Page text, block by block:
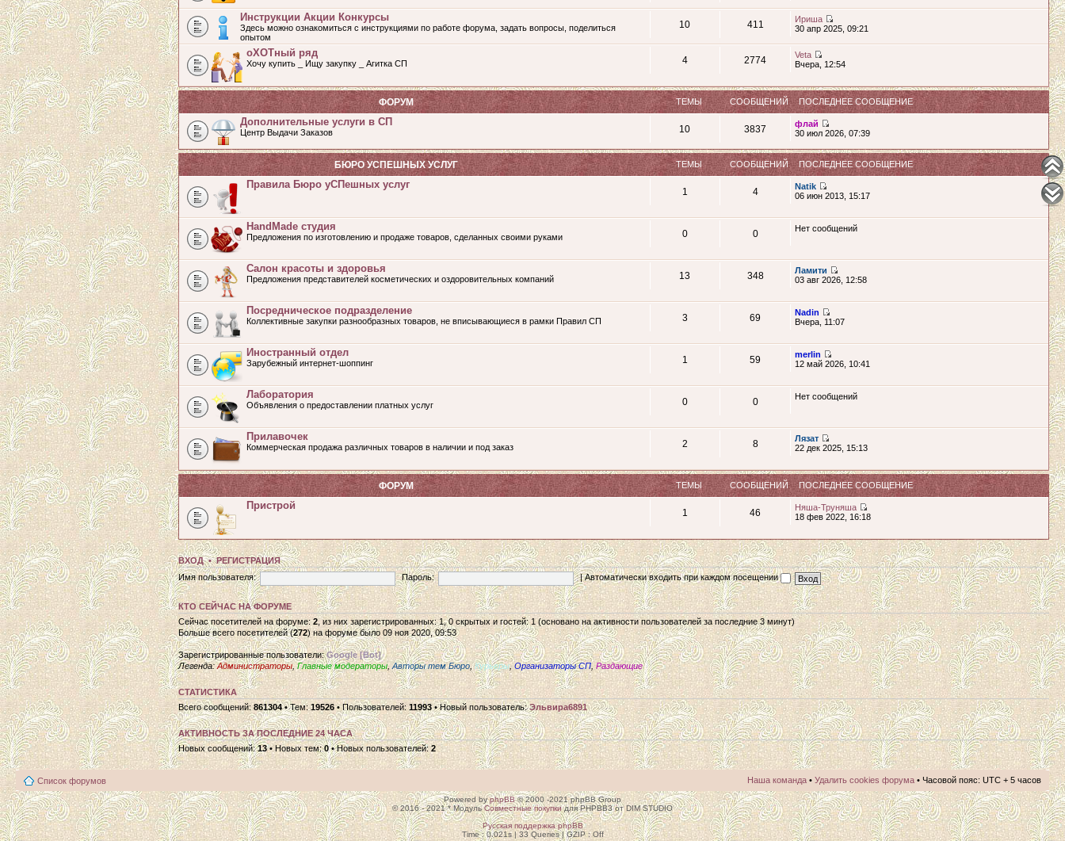
Инструкции Акции Конкурсы
Здесь можно ознакомиться с инструкциями по работе форума, задать вопросы, поделиться
опытом
10 411
Ириша
30 апр 2025, 09:21
оХОТный ряд
Хочу купить _ Ищу закупку _ Агитка СП 4 2774
Veta
Вчера, 12:54
ФОРУМ ТЕМЫ СООБЩЕНИЙ ПОСЛЕДНЕЕ СООБЩЕНИЕ
Дополнительные услуги в СП
Центр Выдачи Заказов 10 3837
флай
30 июл 2026, 07:39
БЮРО УСПЕШНЫХ УСЛУГ ТЕМЫ СООБЩЕНИЙ ПОСЛЕДНЕЕ СООБЩЕНИЕ
Правила Бюро уСПешных услуг
1 4
Natik
06 июн 2013, 15:17
HandMade студия
Предложения по изготовлению и продаже товаров, сделанных своими руками 0 0 Нет сообщений
Салон красоты и здоровья
Предложения представителей косметических и оздоровительных компаний 13 348
Ламити
03 авг 2026, 12:58
Посредническое подразделение
Коллективные закупки разнообразных товаров, не вписывающиеся в рамки Правил СП 3 69
Nadin
Вчера, 11:07
Иностранный отдел
Зарубежный интернет-шоппинг 1 59
merlin
12 май 2026, 10:41
Лаборатория
Объявления о предоставлении платных услуг 0 0 Нет сообщений
Прилавочек
Коммерческая продажа различных товаров в наличии и под заказ 2 8
Лязат
22 дек 2025, 15:13
ФОРУМ ТЕМЫ СООБЩЕНИЙ ПОСЛЕДНЕЕ СООБЩЕНИЕ
Пристрой
1 46
Няша-Труняша
18 фев 2022, 16:18
ВХОД•РЕГИСТРАЦИЯ
Имя пользователя:
Пароль: |Автоматически входить при каждом посещении
КТО СЕЙЧАС НА ФОРУМЕ
Сейчас посетителей на форуме:2, из них зарегистрированных: 1, 0 скрытых и гостей: 1 (основано на активности пользователей за последние 3 минут)
Больше всего посетителей (272) на форуме было 09 ноя 2020, 09:53
Зарегистрированные пользователи:Google [Bot]
Легенда:Администраторы,Главные модераторы, Авторы тем Бюро ,Курьеры,Организаторы СП, Раздающие
СТАТИСТИКА
Всего сообщений:861304• Тем:19526• Пользователей: 11993• Новый пользователь:Эльвира6891
АКТИВНОСТЬ ЗА ПОСЛЕДНИЕ 24 ЧАСА
Новых сообщений:13• Новых тем:0• Новых пользователей:2
Список форумов Наша команда • Удалить cookies форума • Часовой пояс: UTC + 5 часов
Powered byphpBB© 2000 -2021 phpBB Group
© 2016 - 2021 * МодульСовместные покупкидля PHPBB3 от DIM STUDIO
Русская поддержка phpBB
Time : 0.021s | 33 Queries | GZIP : Off